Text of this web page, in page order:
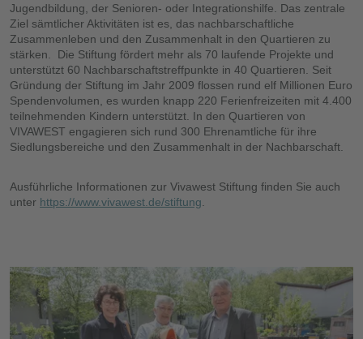
Jugendbildung, der Senioren- oder Integrationshilfe. Das zentrale
Ziel sämtlicher Aktivitäten ist es, das nachbarschaftliche
Zusammenleben und den Zusammenhalt in den Quartieren zu
stärken. Die Stiftung fördert mehr als 70 laufende Projekte und
unterstützt 60 Nachbarschaftstreffpunkte in 40 Quartieren. Seit
Gründung der Stiftung im Jahr 2009 flossen rund elf Millionen Euro
Spendenvolumen, es wurden knapp 220 Ferienfreizeiten mit 4.400
teilnehmenden Kindern unterstützt. In den Quartieren von
VIVAWEST engagieren sich rund 300 Ehrenamtliche für ihre
Siedlungsbereiche und den Zusammenhalt in der Nachbarschaft.
Ausführliche Informationen zur Vivawest Stiftung finden Sie auch
unter https://www.vivawest.de/stiftung